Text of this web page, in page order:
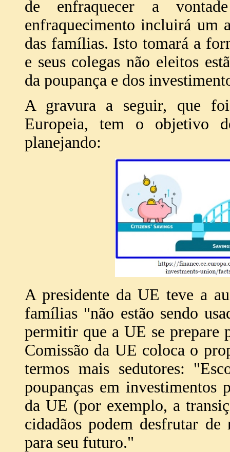
de enfraquecer a
enfraquecimento incluirá um
das famílias. Isto tomará a
e seus colegas não eleitos
da poupança e dos
A gravura a seguir, que
Europeia, tem o objetivo
planejando:
A presidente da UE teve a
famílias "não estão sendo
permitir que a UE se prepare
Comissão da UE coloca o
termos mais sedutores:
poupanças em
da UE (por exemplo, a
cidadãos podem desfrutar
para seu futuro."